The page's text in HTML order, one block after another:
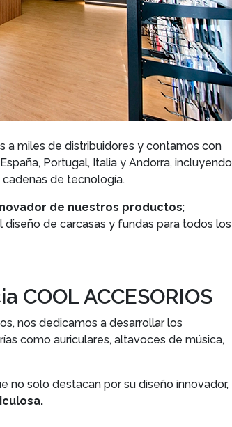
a miles de distribuidores y contamos con
Portugal, Italia y Andorra, incluyendo
de tecnología.
de nuestros productos;
de carcasas y fundas para todos los
ACCESORIOS
nos dedicamos a desarrollar los
como auriculares, altavoces de música,
no solo destacan por su diseño innovador,